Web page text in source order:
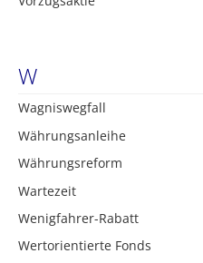
W
Wagniswegfall
Währungsanleihe
Währungsreform
Wartezeit
Wenigfahrer-Rabatt
Wertorientierte Fonds